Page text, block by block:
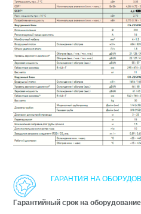
ГАРАНТИЯ НА
Гарантийный срок на